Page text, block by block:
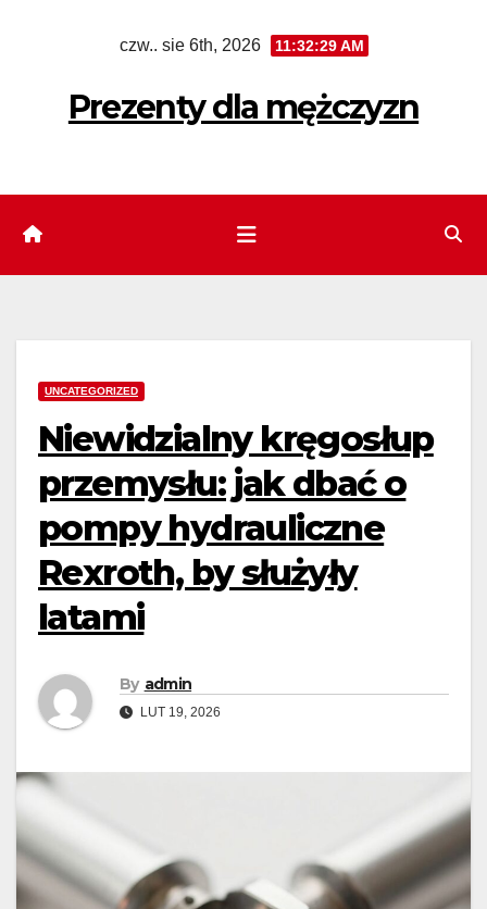
czw.. sie 6th, 2026 11:32:30 AM
Prezenty dla mężczyzn
UNCATEGORIZED
Niewidzialny kręgosłup
przemysłu: jak dbać o
pompy hydrauliczne
Rexroth, by służyły
latami
By admin
LUT 19, 2026